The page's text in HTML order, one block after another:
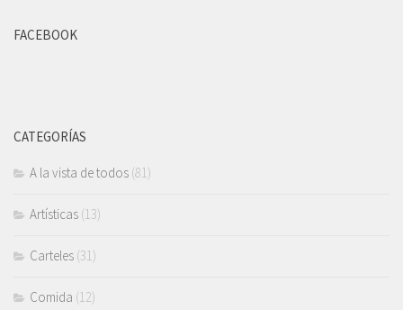
FACEBOOK
CATEGORÍAS
A la vista de todos (81)
Artísticas (13)
Carteles (31)
Comida (12)